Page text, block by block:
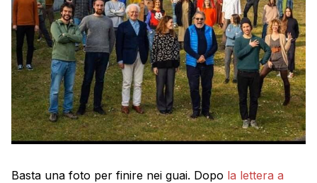
Basta una foto per finire nei guai. Dopo la lettera a